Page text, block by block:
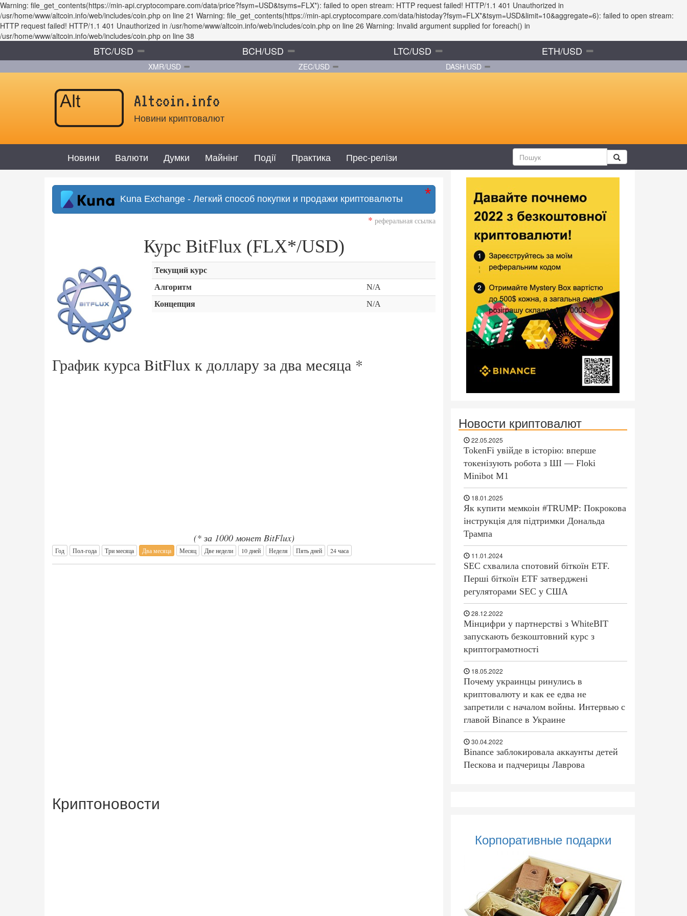
Warning: file_get_contents(https://min-api.cryptocompare.com/data/price?fsym=USD&tsyms=FLX*): failed to open stream: HTTP request failed! HTTP/1.1 401 Unauthorized in
/usr/home/www/altcoin.info/web/includes/coin.php on line 21 Warning: file_get_contents(https://min-api.cryptocompare.com/data/histoday?fsym=FLX*&tsym=USD&limit=10&aggregate=6): failed to open stream:
HTTP request failed! HTTP/1.1 401 Unauthorized in /usr/home/www/altcoin.info/web/includes/coin.php on line 26 Warning: Invalid argument supplied for foreach() in
/usr/home/www/altcoin.info/web/includes/coin.php on line 38
BTC/USD BCH/USD LTC/USD ETH/USD
XMR/USD ZEC/USD DASH/USD
Altcoin.info
Новини криптовалют
Новини Валюти Думки Майнінг Події Практика Прес-релізи
Kuna Exchange - Легкий способ покупки и продажи криптовалюты
* реферальная ссылка
Курс BitFlux (FLX*/USD)
Текущий курс
Алгоритм
N/A
Концепция
N/A
График курса BitFlux к доллару за два месяца *
(* за 1000 монет BitFlux)
Год Пол-года Три месяца Два месяца Месяц Две недели 10 дней Неделя Пять дней 24 часа
Криптоновости
Новости криптовалют
22.05.2025
TokenFi увійде в історію: вперше
токенізують робота з ШІ — Floki
Minibot M1
18.01.2025
Як купити мемкоін #TRUMP: Покрокова
інструкція для підтримки Дональда
Трампа
11.01.2024
SEC схвалила спотовий біткоїн ETF.
Перші біткоїн ETF затверджені
регуляторами SEC у США
28.12.2022
Мінцифри у партнерстві з WhiteBIT
запускають безкоштовний курс з
криптограмотності
18.05.2022
Почему украинцы ринулись в
криптовалюту и как ее едва не
запретили с началом войны. Интервью с
главой Binance в Украине
30.04.2022
Binance заблокировала аккаунты детей
Пескова и падчерицы Лаврова
Корпоративные подарки